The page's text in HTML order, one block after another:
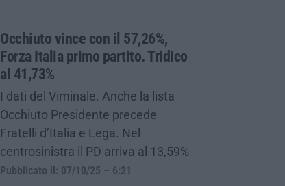
Occhiuto vince con il 57,26%,
Forza Italia primo partito. Tridico
al 41,73%
I dati del Viminale. Anche la lista
Occhiuto Presidente precede
Fratelli d’Italia e Lega. Nel
centrosinistra il PD arriva al 13,59%
Pubblicato il: 07/10/25 – 6:21